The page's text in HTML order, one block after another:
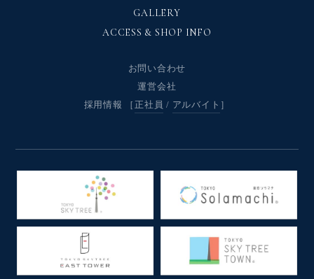
GALLERY
ACCESS & SHOP INFO
お問い合わせ
運営会社
採用情報 ［正社員 / アルバイト ］